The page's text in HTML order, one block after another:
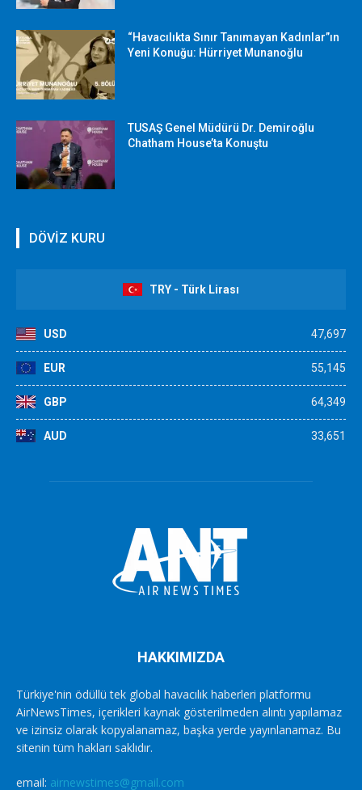
“Havacılıkta Sınır Tanımayan Kadınlar”ın
Yeni Konuğu: Hürriyet Munanoğlu
TUSAŞ Genel Müdürü Dr. Demiroğlu
Chatham House’ta Konuştu
DÖVİZ KURU
TRY - Türk Lirası
USD 47,697
EUR 55,145
GBP 64,349
AUD 33,651
HAKKIMIZDA
Türkiye'nin ödüllü tek global havacılık haberleri platformu
AirNewsTimes, içerikleri kaynak gösterilmeden alıntı yapılamaz
ve izinsiz olarak kopyalanamaz, başka yerde yayınlanamaz. Bu
sitenin tüm hakları saklıdır.
email: airnewstimes@gmail.com